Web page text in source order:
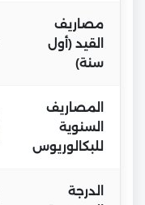
مصاريف
القيد (أول
سنة)
المصاريف
السنوية
للبكالوريوس
الدرجة